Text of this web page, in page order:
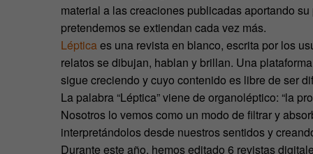
material a las creaciones publicadas aportando
pretendemos se extiendan cada vez más.
Lépticaes una revista en blanco, escrita por los
relatos se dibujan, hablan y brillan. Una
sigue creciendo y cuyo contenido es libre de ser
La palabra “Léptica” viene de organoléptico: “la
Nosotros lo vemos como un modo de filtrar y
interpretándolos desde nuestros sentidos y
Durante este año, hemos editado 6 revistas